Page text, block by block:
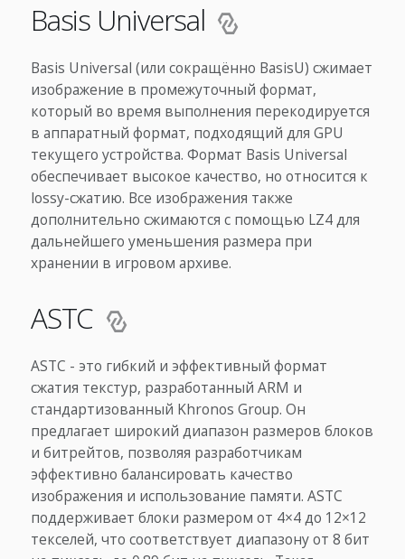
Basis Universal
Basis Universal (или сокращённо BasisU) сжимает
изображение в промежуточный формат,
который во время выполнения перекодируется
в аппаратный формат, подходящий для GPU
текущего устройства. Формат Basis Universal
обеспечивает высокое качество, но относится к
lossy-сжатию. Все изображения также
дополнительно сжимаются с помощью LZ4 для
дальнейшего уменьшения размера при
хранении в игровом архиве.
ASTC
ASTC - это гибкий и эффективный формат
сжатия текстур, разработанный ARM и
стандартизованный Khronos Group. Он
предлагает широкий диапазон размеров блоков
и битрейтов, позволяя разработчикам
эффективно балансировать качество
изображения и использование памяти. ASTC
поддерживает блоки размером от 4×4 до 12×12
текселей, что соответствует диапазону от 8 бит